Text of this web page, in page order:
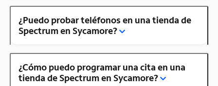
¿Puedo probar teléfonos en una tienda de
Spectrum en Sycamore?
¿Cómo puedo programar una cita en una
tienda de Spectrum en Sycamore?